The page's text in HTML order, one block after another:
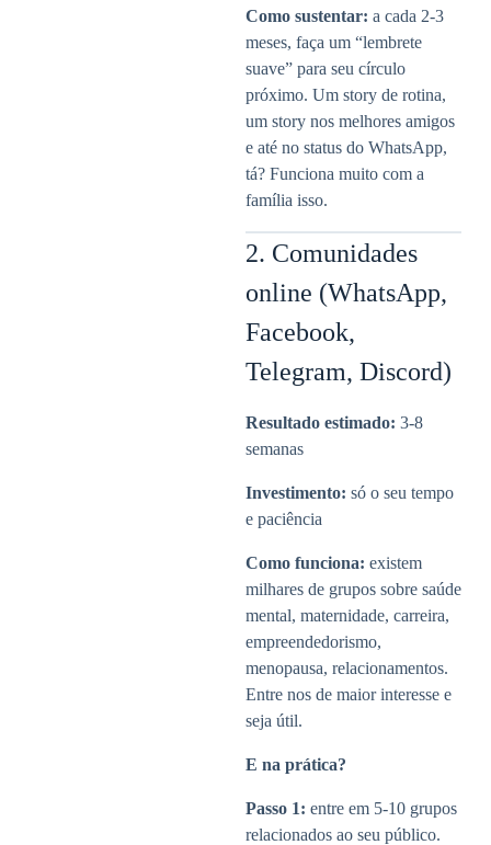
Como sustentar: a cada 2-3
meses, faça um “lembrete
suave” para seu círculo
próximo. Um story de rotina,
um story nos melhores amigos
e até no status do WhatsApp,
tá? Funciona muito com a
família isso.
2. Comunidades
online (WhatsApp,
Facebook,
Telegram, Discord)
Resultado estimado: 3-8
semanas
Investimento: só o seu tempo
e paciência
Como funciona: existem
milhares de grupos sobre saúde
mental, maternidade, carreira,
empreendedorismo,
menopausa, relacionamentos.
Entre nos de maior interesse e
seja útil.
E na prática?
Passo 1: entre em 5-10 grupos
relacionados ao seu público.